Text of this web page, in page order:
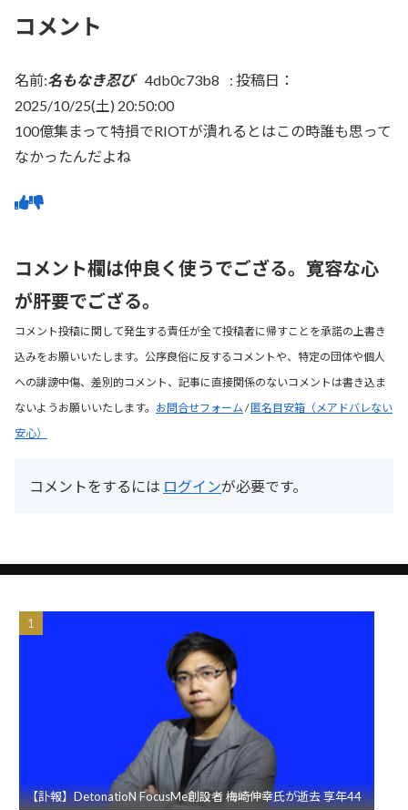
コメント
名前:名もなき忍び 4db0c73b8 : 投稿日：
2025/10/25(土) 20:50:00
100億集まって特損でRIOTが潰れるとはこの時誰も思って
なかったんだよね
コメント欄は仲良く使うでござる。寛容な心
が肝要でござる。
コメント投稿に関して発生する責任が全て投稿者に帰すことを承諾の上書き
込みをお願いいたします。公序良俗に反するコメントや、特定の団体や個人
への誹謗中傷、差別的コメント、記事に直接関係のないコメントは書き込ま
ないようお願いいたします。 お問合せフォーム /匿名目安箱（メアドバレない
安心）
コメントをするには ログインが必要です。
【訃報】DetonatioN FocusMe創設者 梅崎伸幸氏が逝去 享年44